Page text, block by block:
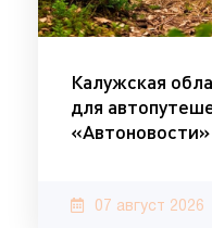
Калужская
для
«Автоновости»
07 август 2026